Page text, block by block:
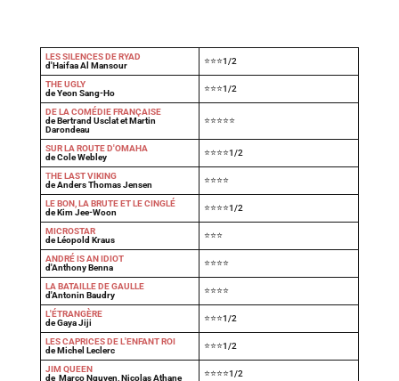
LES SILENCES DE RYAD
d'Haifaa Al Mansour
⭐⭐⭐1/2
THE UGLY
de Yeon Sang-Ho
⭐⭐⭐1/2
DE LA COMÉDIE FRANÇAISE
de Bertrand Usclat et Martin
Darondeau
⭐⭐⭐⭐⭐
SUR LA ROUTE D'OMAHA
de Cole Webley
⭐⭐⭐⭐1/2
THE LAST VIKING
de Anders Thomas Jensen
⭐⭐⭐⭐
LE BON, LA BRUTE ET LE CINGLÉ
de Kim Jee-Woon
⭐⭐⭐⭐1/2
MICROSTAR
de Léopold Kraus
⭐⭐⭐
ANDRÉ IS AN IDIOT
d'Anthony Benna
⭐⭐⭐⭐
LA BATAILLE DE GAULLE
d'Antonin Baudry
⭐⭐⭐⭐
L'ÉTRANGÈRE
de Gaya Jiji
⭐⭐⭐1/2
LES CAPRICES DE L'ENFANT ROI
de Michel Leclerc
⭐⭐⭐1/2
JIM QUEEN
de Marco Nguyen, Nicolas Athane
⭐⭐⭐⭐1/2